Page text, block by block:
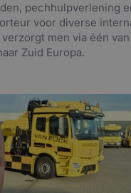
pechhulpverlening
voor diverse
men via één
Zuid Europa.